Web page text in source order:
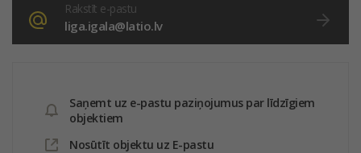
Rakstīt e-pastu
liga.igala@latio.lv
Saņemt uz e-pastu paziņojumus par līdzīgiem
objektiem
Nosūtīt objektu uz E-pastu